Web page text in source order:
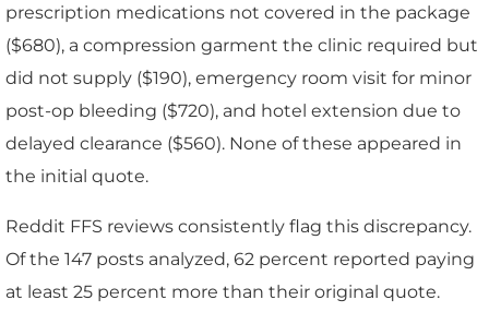
prescription medications not covered in the package
($680), a compression garment the clinic required but
did not supply ($190), emergency room visit for minor
post-op bleeding ($720), and hotel extension due to
delayed clearance ($560). None of these appeared in
the initial quote.
Reddit FFS reviews consistently flag this discrepancy.
Of the 147 posts analyzed, 62 percent reported paying
at least 25 percent more than their original quote.